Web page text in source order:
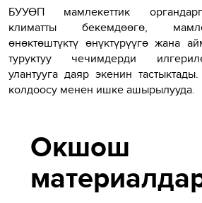
БУУӨП мамлекеттик
климатты бекемдөөгө,
өнөктөштүктү өнүктүрүүгө жана
туруктуу чечимдерди
улантууга даяр экенин
колдоосу менен ишке ашырылууда.
Окшош